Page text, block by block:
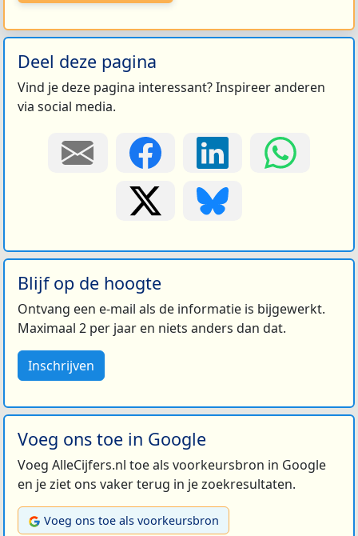
Deel deze pagina
Vind je deze pagina interessant? Inspireer anderen
via social media.
Blijf op de hoogte
Ontvang een e-mail als de informatie is bijgewerkt.
Maximaal 2 per jaar en niets anders dan dat.
Inschrijven
Voeg ons toe in Google
Voeg AlleCijfers.nl toe als voorkeursbron in Google
en je ziet ons vaker terug in je zoekresultaten.
Voeg ons toe als voorkeursbron